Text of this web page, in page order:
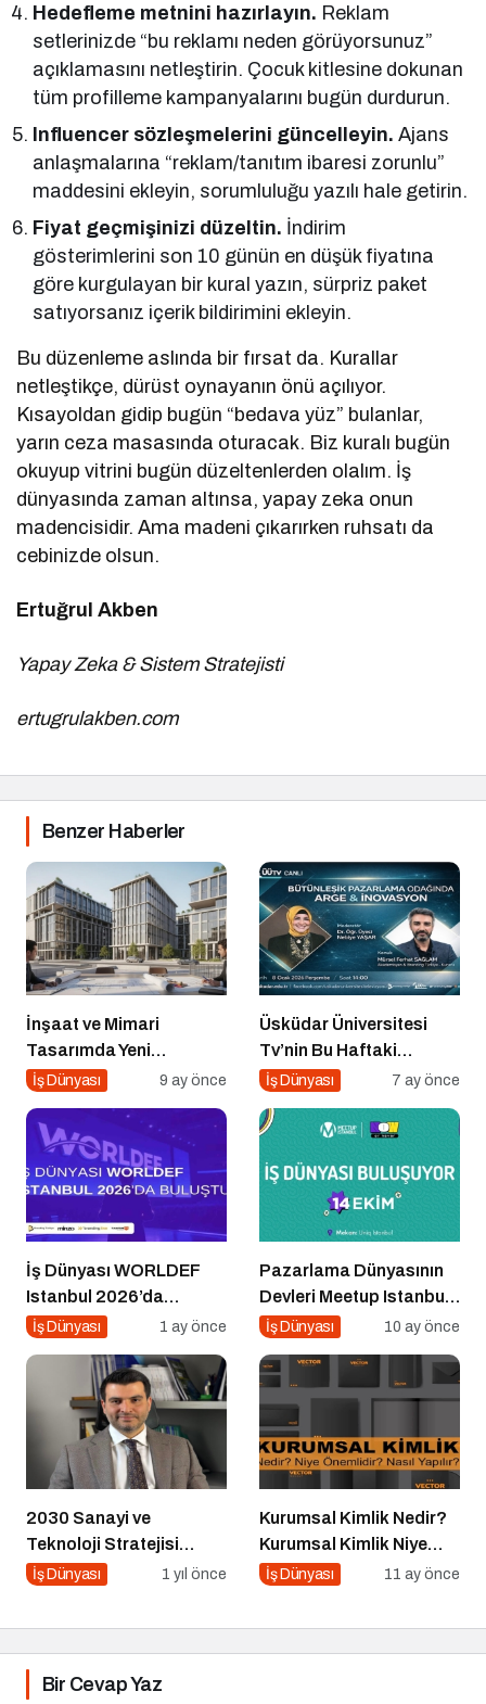
Hedefleme metnini hazırlayın. Reklam
setlerinizde “bu reklamı neden görüyorsunuz”
açıklamasını netleştirin. Çocuk kitlesine dokunan
tüm profilleme kampanyalarını bugün durdurun.
Influencer sözleşmelerini güncelleyin. Ajans
anlaşmalarına “reklam/tanıtım ibaresi zorunlu”
maddesini ekleyin, sorumluluğu yazılı hale getirin.
Fiyat geçmişinizi düzeltin. İndirim
gösterimlerini son 10 günün en düşük fiyatına
göre kurgulayan bir kural yazın, sürpriz paket
satıyorsanız içerik bildirimini ekleyin.
Bu düzenleme aslında bir fırsat da. Kurallar
netleştikçe, dürüst oynayanın önü açılıyor.
Kısayoldan gidip bugün “bedava yüz” bulanlar,
yarın ceza masasında oturacak. Biz kuralı bugün
okuyup vitrini bugün düzeltenlerden olalım. İş
dünyasında zaman altınsa, yapay zeka onun
madencisidir. Ama madeni çıkarırken ruhsatı da
cebinizde olsun.
Ertuğrul Akben
Yapay Zeka & Sistem Stratejisti
ertugrulakben.com
Benzer Haberler
İnşaat ve Mimari
Tasarımda Yeni
Standartlar Belirliyor
İş Dünyası 9 ay önce
Üsküdar Üniversitesi
Tv’nin Bu Haftaki
Konuğu Mürsel Ferhat
İş Dünyası 7 ay önce
İş Dünyası WORLDEF
Istanbul 2026’da
Buluştu
İş Dünyası 1 ay önce
Pazarlama Dünyasının
Devleri Meetup Istanbul
2025’te Buluşuyor
İş Dünyası 10 ay önce
2030 Sanayi ve
Teknoloji Stratejisi
Açıklandı
İş Dünyası 1 yıl önce
Kurumsal Kimlik Nedir?
Kurumsal Kimlik Niye
Önemlidir? Kurumsal
İş Dünyası 11 ay önce
Bir Cevap Yaz